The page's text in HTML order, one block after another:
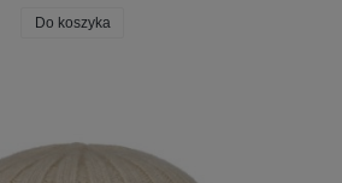
Do koszyka